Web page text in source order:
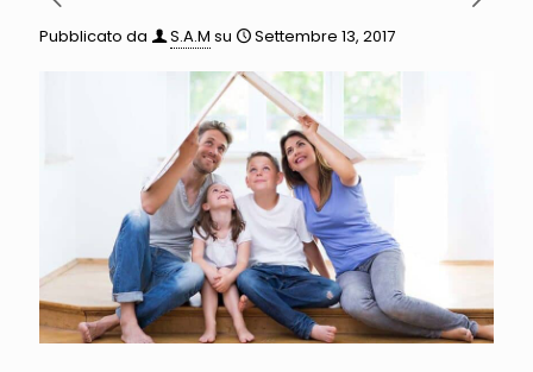
Pubblicato da S.A.M su Settembre 13, 2017